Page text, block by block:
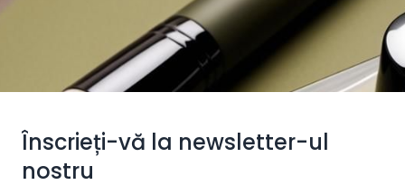
Înscrieți-vă la newsletter-ul
nostru